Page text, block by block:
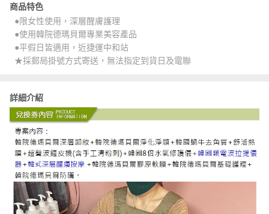
商品特色
●限女性使用，深層醒膚護理
●使用韓院德瑪貝爾專業美容產品
●平假日皆適用，近捷運中和站
★採郵局掛號方式寄送，無法指定到貨日及電聯
詳細介紹